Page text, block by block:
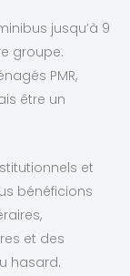
jusqu’à 9
groupe.
PMR,
être un
et
bénéficions
et des
hasard.